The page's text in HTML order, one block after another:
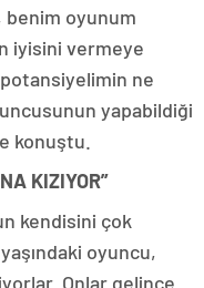
oyunum
iyisini vermeye
ne
yapabildiği
konuştu.
KIZIYOR”
kendisini çok
oyuncu,
Onlar gelince